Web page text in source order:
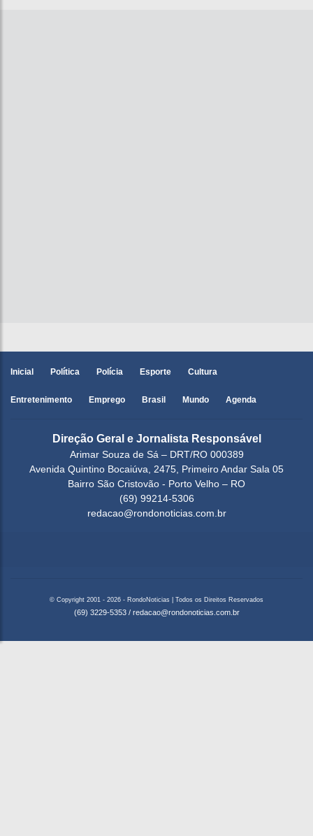
Inicial Política Polícia Esporte Cultura
Entretenimento Emprego Brasil Mundo Agenda
Direção Geral e Jornalista Responsável
Arimar Souza de Sá – DRT/RO 000389
Avenida Quintino Bocaiúva, 2475, Primeiro Andar Sala 05
Bairro São Cristovão - Porto Velho – RO
(69) 99214-5306
redacao@rondonoticias.com.br
© Copyright 2001 - 2026 - RondoNoticias | Todos os Direitos Reservados
(69) 3229-5353 / redacao@rondonoticias.com.br